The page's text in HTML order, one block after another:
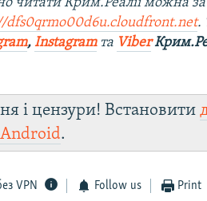
dfs0qrmo00d6u.cloudfront.net.
,Instagramта Viber
і цензури! Встановити
Android.
VPN Follow us Print